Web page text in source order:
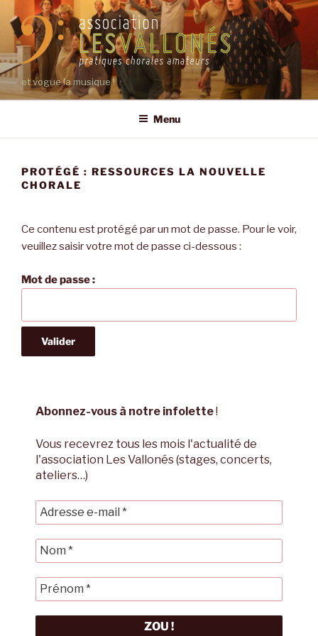
au
contenu
principal
et vogue la musique !
Menu
PROTÉGÉ : RESSOURCES LA NOUVELLE
CHORALE
Ce contenu est protégé par un mot de passe. Pour le voir,
veuillez saisir votre mot de passe ci-dessous :
Mot de passe :
Abonnez-vous à notre infolette!
Vous recevrez tous les mois l'actualité de
l'association Les Vallonés (stages, concerts,
ateliers…)